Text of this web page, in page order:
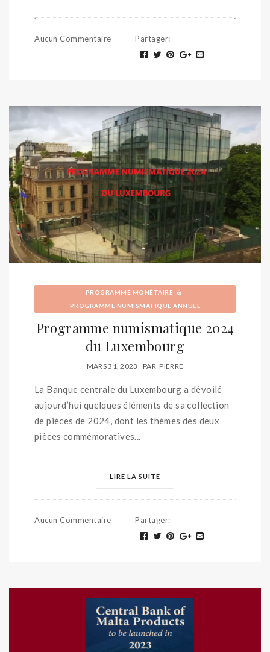
Aucun Commentaire Partager:
PROGRAMME MONÉTAIRE &
PROGRAMME NUMISMATIQUE ANNUEL
Programme numismatique 2024
du Luxembourg
MARS 31, 2023 PAR PIERRE
La Banque centrale du Luxembourg a dévoilé
aujourd’hui quelques éléments de sa collection
de pièces de 2024, dont les thèmes des deux
pièces commémoratives...
LIRE LA SUITE
Aucun Commentaire Partager: